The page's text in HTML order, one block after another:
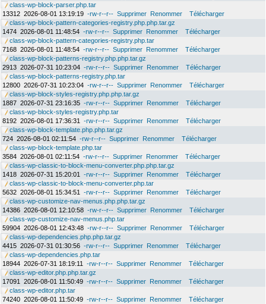
class-wp-block-parser.php.tar
13312 2026-08-01 13:19:19 -rw-r--r-- Supprimer Renommer
Télécharger
class-wp-block-pattern-categories-registry.php.php.tar.gz
1474 2026-08-01 11:48:54 -rw-r--r-- Supprimer Renommer
Télécharger
class-wp-block-pattern-categories-registry.php.tar
7168 2026-08-01 11:48:54 -rw-r--r-- Supprimer Renommer
Télécharger
class-wp-block-patterns-registry.php.php.tar.gz
2913 2026-07-31 10:23:04 -rw-r--r-- Supprimer Renommer
Télécharger
class-wp-block-patterns-registry.php.tar
12800 2026-07-31 10:23:04 -rw-r--r-- Supprimer Renommer
Télécharger
class-wp-block-styles-registry.php.php.tar.gz
1887 2026-07-31 23:16:35 -rw-r--r-- Supprimer Renommer
Télécharger
class-wp-block-styles-registry.php.tar
8192 2026-08-01 17:36:31 -rw-r--r-- Supprimer Renommer
Télécharger
class-wp-block-template.php.php.tar.gz
724 2026-08-01 02:11:54 -rw-r--r-- Supprimer Renommer
Télécharger
class-wp-block-template.php.tar
3584 2026-08-01 02:11:54 -rw-r--r-- Supprimer Renommer
Télécharger
class-wp-classic-to-block-menu-converter.php.php.tar.gz
1418 2026-07-31 15:20:01 -rw-r--r-- Supprimer Renommer
Télécharger
class-wp-classic-to-block-menu-converter.php.tar
5632 2026-08-01 15:34:51 -rw-r--r-- Supprimer Renommer
Télécharger
class-wp-customize-nav-menus.php.php.tar.gz
14386 2026-08-01 12:10:58 -rw-r--r-- Supprimer Renommer
Télécharger
class-wp-customize-nav-menus.php.tar
59904 2026-08-01 12:43:48 -rw-r--r-- Supprimer Renommer
Télécharger
class-wp-dependencies.php.php.tar.gz
4415 2026-07-31 01:30:56 -rw-r--r-- Supprimer Renommer
Télécharger
class-wp-dependencies.php.tar
18944 2026-07-31 18:19:11 -rw-r--r-- Supprimer Renommer
Télécharger
class-wp-editor.php.php.tar.gz
17091
2026-08-01 11:50:49 -rw-r--r-- Supprimer Renommer
Télécharger
class-wp-editor.php.tar
74240 2026-08-01 11:50:49 -rw-r--r-- Supprimer Renommer
Télécharger